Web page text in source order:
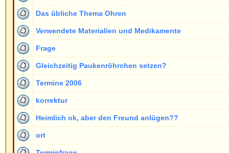
Termine 2006
korrektur
Heimlich ok, aber den Freund anlügen??
ort
Terminfrage
Kostenübernahme der Krankenkasse
Unbemerkt
Termin
Segelohren
Langes Haar
Prospekt